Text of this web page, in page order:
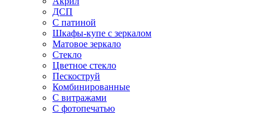
ДСП
С патиной
Шкафы-купе с зеркалом
Матовое зеркало
Стекло
Цветное стекло
Пескоструй
Комбинированные
С витражами
С фотопечатью